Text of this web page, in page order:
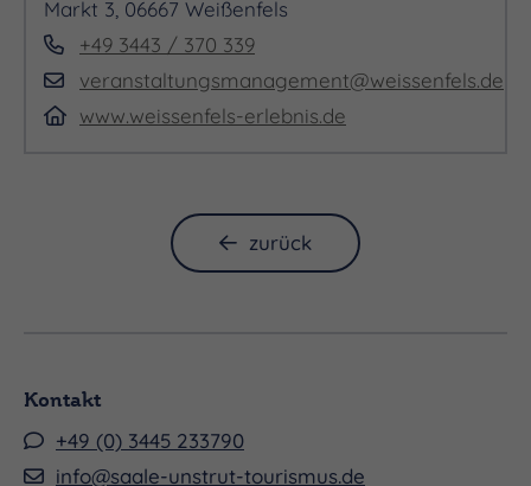
Sonntag 20.12.2026, 11:00 - 19:00 Uhr
Markt 3, 06667 Weißenfels
+49 3443 / 370 339
veranstaltungsmanagement@weissenfels.de
www.weissenfels-erlebnis.de
zurück
Kontakt
+49 (0) 3445 233790
info@saale-unstrut-tourismus.de